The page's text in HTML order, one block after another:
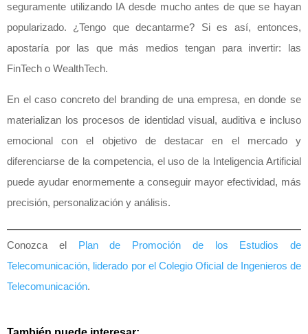
seguramente utilizando IA desde mucho antes de que se hayan
popularizado. ¿Tengo que decantarme? Si es así, entonces,
apostaría por las que más medios tengan para invertir: las
FinTech o WealthTech.
En el caso concreto del branding de una empresa, en donde se
materializan los procesos de identidad visual, auditiva e incluso
emocional con el objetivo de destacar en el mercado y
diferenciarse de la competencia, el uso de la Inteligencia Artificial
puede ayudar enormemente a conseguir mayor efectividad, más
precisión, personalización y análisis.
Conozca el Plan de Promoción de los Estudios de
Telecomunicación, liderado por el Colegio Oficial de Ingenieros de
Telecomunicación.